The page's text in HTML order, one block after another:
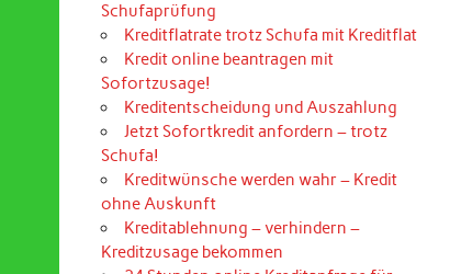
Schufaprüfung
Kreditflatrate trotz Schufa mit Kreditflat
Kredit online beantragen mit
Sofortzusage!
Kreditentscheidung und Auszahlung
Jetzt Sofortkredit anfordern – trotz
Schufa!
Kreditwünsche werden wahr – Kredit
ohne Auskunft
Kreditablehnung – verhindern –
Kreditzusage bekommen